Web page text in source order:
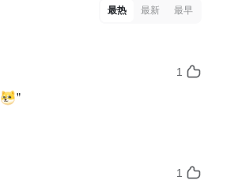
最热 最新 最早
1
”
1